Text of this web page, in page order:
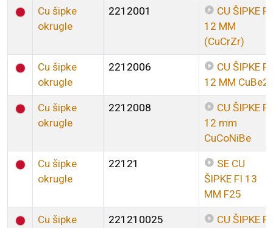
Cu šipke
okrugle
2212001
CU ŠIPKE FI
12 MM
(CuCrZr)
Cu šipke
okrugle
2212006
CU ŠIPKE FI
12 MM CuBe2
Cu šipke
okrugle
2212008
CU ŠIPKE FI
12 mm
CuCoNiBe
Cu šipke
okrugle
22121
SE CU
ŠIPKE FI 13
MM F25
Cu šipke
221210025
CU ŠIPKE FI